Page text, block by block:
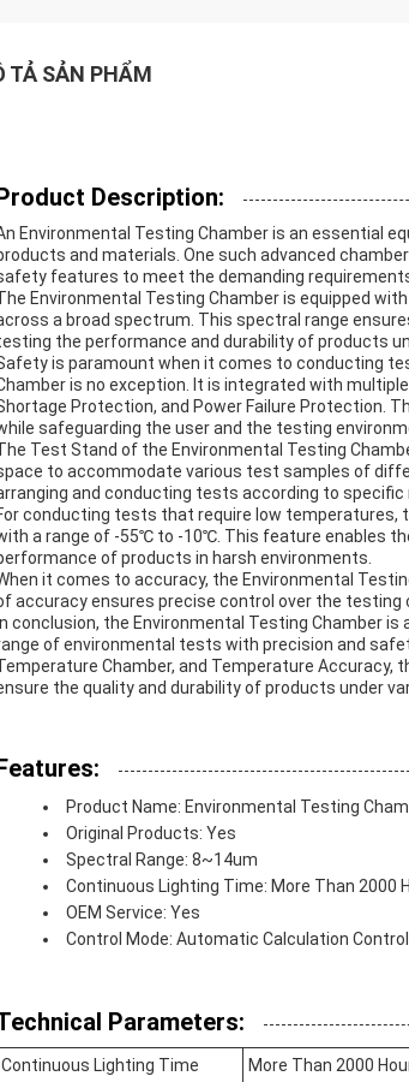
TẢ SẢN PHẨM
Description:
Environmental Testing Chamber is an essential
and materials. One such advanced
features to meet the demanding
Environmental Testing Chamber is equipped
a broad spectrum. This spectral range
the performance and durability of products
is paramount when it comes to conducting
is no exception. It is integrated with
Protection, and Power Failure Protection.
safeguarding the user and the testing
Test Stand of the Environmental Testing
to accommodate various test samples of
and conducting tests according to specific
conducting tests that require low temperatures,
a range of -55℃ to -10℃. This feature enables
of products in harsh environments.
it comes to accuracy, the Environmental
accuracy ensures precise control over the testing
conclusion, the Environmental Testing Chamber
of environmental tests with precision and
Chamber, and Temperature Accuracy,
the quality and durability of products under
Product Name: Environmental Testing
Original Products: Yes
Spectral Range: 8~14um
Continuous Lighting Time: More Than 2000
OEM Service: Yes
Control Mode: Automatic Calculation
Parameters:
Continuous Lighting Time
More Than 2000